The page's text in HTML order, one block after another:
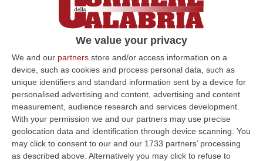
We value your privacy
We and our partners store and/or access information on a
device, such as cookies and process personal data, such as
unique identifiers and standard information sent by a device for
personalised advertising and content, advertising and content
measurement, audience research and services development.
With your permission we and our partners may use precise
geolocation data and identification through device scanning. You
may click to consent to our and our 1733 partners’ processing
as described above. Alternatively you may click to refuse to
Presentata la terza edizione del
Salgemma Lungro Festival
LUNGRO Con la presentazione pubblica in